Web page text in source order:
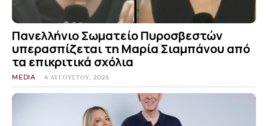
Πανελλήνιο Σωματείο Πυροσβεστών
υπερασπίζεται τη Μαρία Σιαμπάνου από
τα επικριτικά σχόλια
MEDIA 4 ΑΥΓΟΎΣΤΟΥ, 2026